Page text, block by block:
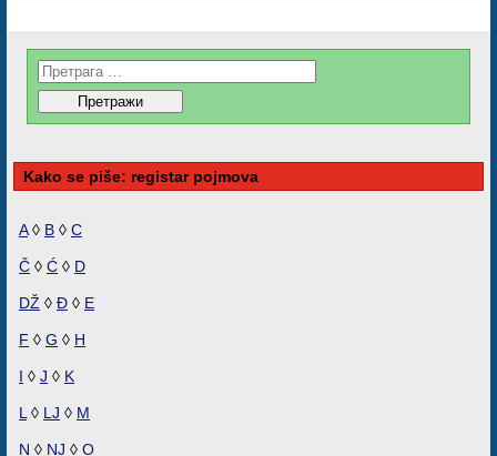
Kako se piše: registar pojmova
A◊ B ◊ C
Č ◊ Ć ◊ D
DŽ ◊ Đ ◊ E
F ◊ G ◊ H
I ◊ J ◊ K
L ◊ LJ ◊ M
N ◊ NJ ◊ O